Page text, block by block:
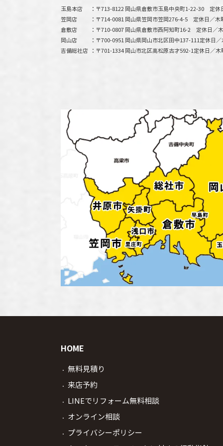
玉島本店 〒713-8122 岡山県倉敷市玉島中央町1-22-30 定休
笠岡店
〒714-0081 岡山県笠岡市笠岡276-4-5 定休日／木
倉敷店
〒710-0807 岡山県倉敷市西阿知町16-2 定休日／
岡山店
〒700-0951 岡山県岡山市北区田中137-111 定休日
吉備総社店
〒701-1334 岡山市北区高松原古才592-1 定休日／木
HOME
無料見積り
来店予約
LINEでリフォーム無料相談
オンライン相談
プライバシーポリシー